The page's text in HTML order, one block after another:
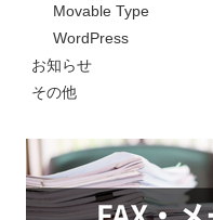
Movable Type
WordPress
お知らせ
その他